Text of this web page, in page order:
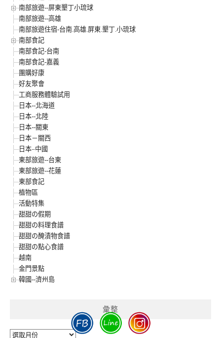
南部旅遊--屏東墾丁小琉球
南部旅遊--高雄
南部旅遊住宿-台南.高雄.屏東.墾丁.小琉球
南部食記
南部食記-台南
南部食記-嘉義
團購好康
好友聚會
工商服務體驗試用
日本--北海道
日本--北陸
日本--關東
日本－關西
日本–中國
東部旅遊--台東
東部旅遊--花蓮
東部食記
植物區
活動特集
甜甜の假期
甜甜の料理食譜
甜甜の醃漬物食譜
甜甜の點心食譜
越南
金門景點
韓國--濟州島
彙整
彙